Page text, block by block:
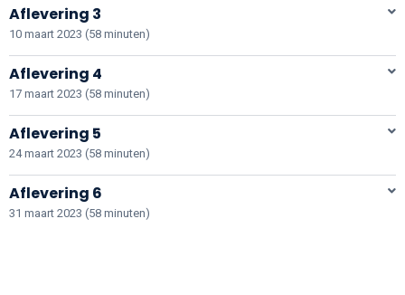
Aflevering 3
10 maart 2023 (58 minuten)
Aflevering 4
17 maart 2023 (58 minuten)
Aflevering 5
24 maart 2023 (58 minuten)
Aflevering 6
31 maart 2023 (58 minuten)